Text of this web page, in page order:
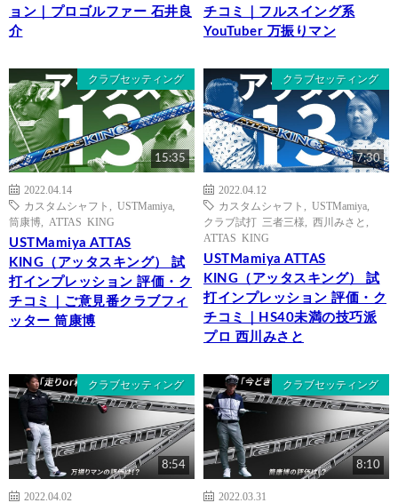
ョン｜プロゴルファー 石井良
介
チコミ｜フルスイング系
YouTuber 万振りマン
クラブセッティング
15:35
2022.04.14
カスタムシャフト
USTMamiya
筒康博
ATTAS KING
USTMamiya ATTAS
KING（アッタスキング） 試
打インプレッション 評価・ク
チコミ｜ご意見番クラブフィ
ッター 筒康博
クラブセッティング
7:30
2022.04.12
カスタムシャフト
USTMamiya
クラブ試打 三者三様
西川みさと
ATTAS KING
USTMamiya ATTAS
KING（アッタスキング） 試
打インプレッション 評価・ク
チコミ｜HS40未満の技巧派
プロ 西川みさと
クラブセッティング
8:54
2022.04.02
クラブセッティング
8:10
2022.03.31